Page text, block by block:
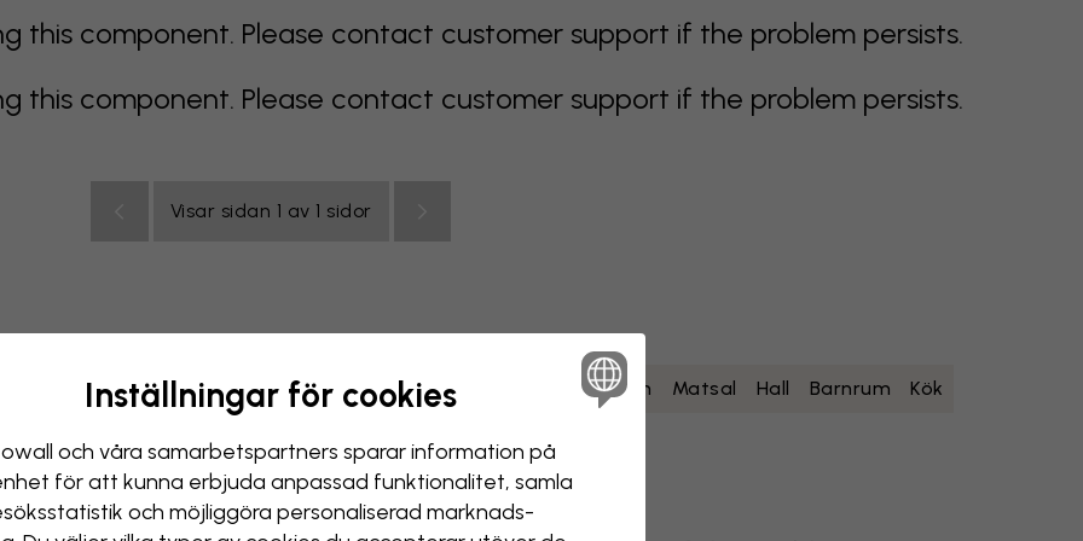
this component. Please contact customer support if the problem persists.
this component. Please contact customer support if the problem persists.
Visar sidan 1 av 1 sidor
orange rosa lila röd turkos vit gul Sovrum Matsal Hall Barnrum Kök
Inställningar för cookies
och våra samarbets­partners sparar information på
för att kunna erbjuda anpassad funktionalitet, samla
och möjliggöra personaliserad marknads­